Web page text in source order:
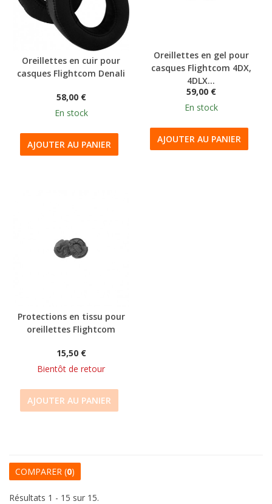
Oreillettes en cuir pour
casques Flightcom Denali
58,00 €
En stock
AJOUTER AU PANIER
Oreillettes en gel pour
casques Flightcom 4DX,
4DLX...
59,00 €
En stock
AJOUTER AU PANIER
Protections en tissu pour
oreillettes Flightcom
15,50 €
Bientôt de retour
AJOUTER AU PANIER
COMPARER (0)
Résultats 1 - 15 sur 15.